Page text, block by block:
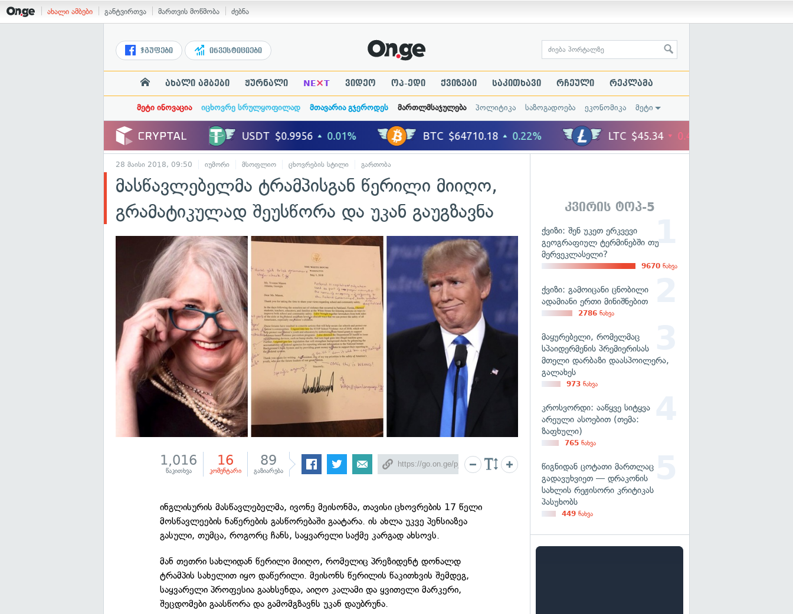
ახალი ამბები განტვირთვა მართვის მოწმობა ძებნა
ჯგუფები ინვესტიციები
ახალი ამბები ჟურნალი NE×T ვიდეო ოპ-ედი ქვიზები საკითხავი რჩეული რეკლამა
მეტი ინოვაცია იცხოვრე სრულყოფილად მთავარია გჯეროდეს მართლმსაჯულება პოლიტიკა საზოგადოება ეკონომიკა მეტი
28 მაისი 2018, 09:50 იუმორი მსოფლიო ცხოვრების სტილი გართობა
მასწავლებელმა ტრამპისგან წერილი მიიღო,
გრამატიკულად შეუსწორა და უკან გაუგზავნა
1,016
წაკითხვა
16
კომენტარი
89
გაზიარება
ინგლისურის მასწავლებელმა, ივონე მეისონმა, თავისი ცხოვრების 17 წელი
მოსწავლეების ნაწერების გასწორებაში გაატარა. ის ახლა უკვე პენსიაზეა
გასული, თუმცა, როგორც ჩანს, საყვარელი საქმე კარგად ახსოვს.
მან თეთრი სახლიდან წერილი მიიღო, რომელიც პრეზიდენტ დონალდ
ტრამპის სახელით იყო დაწერილი. მეისონს წერილის წაკითხვის შემდეგ,
საყვარელი პროფესია გაახსენდა, აიღო კალამი და ყვითელი მარკერი,
შეცდომები გაასწორა და გამომგზავნს უკან დაუბრუნა.
კვირის ტოპ-5
ქვიზი: შენ უკეთ ერკვევი
გეოგრაფიულ ტერმინებში თუ
მერვეკლასელი?
9670 ნახვა
ქვიზი: გამოიცანი ცნობილი
ადამიანი ერთი მინიშნებით
2786 ნახვა
მაყურებელი, რომელმაც
სპაიდერმენის პრემიერისას
მთელი დარბაზი დაასპოილერა,
გალახეს
973 ნახვა
კროსვორდი: ააწყვე სიტყვა
არეული ასოებით (თემა:
ზაფხული)
765 ნახვა
წიგნიდან ცოტათი მართლაც
გადავუხვიეთ — დრაკონის
სახლის რეჟისორი კრიტიკას
პასუხობს
449 ნახვა